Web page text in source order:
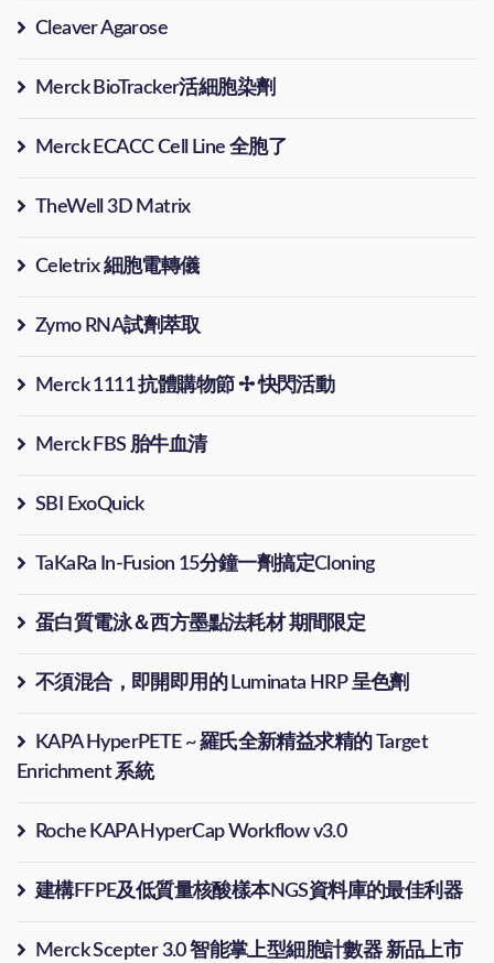
Cleaver Agarose
Merck BioTracker活細胞染劑
Merck ECACC Cell Line 全胞了
TheWell 3D Matrix
Celetrix 細胞電轉儀
Zymo RNA試劑萃取
Merck 1111 抗體購物節 ✢ 快閃活動
Merck FBS 胎牛血清
SBI ExoQuick
TaKaRa In-Fusion 15分鐘一劑搞定Cloning
蛋白質電泳＆西方墨點法耗材 期間限定
不須混合，即開即用的 Luminata HRP 呈色劑
KAPA HyperPETE ~ 羅氏全新精益求精的 Target
Enrichment 系統
Roche KAPA HyperCap Workflow v3.0
建構FFPE及低質量核酸樣本NGS資料庫的最佳利器
Merck Scepter 3.0 智能掌上型細胞計數器 新品上市